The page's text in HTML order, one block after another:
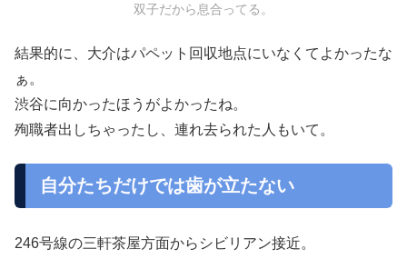
双子だから息合ってる。
結果的に、大介はパペット回収地点にいなくてよかったな
ぁ。
渋谷に向かったほうがよかったね。
殉職者出しちゃったし、連れ去られた人もいて。
自分たちだけでは歯が立たない
246号線の三軒茶屋方面からシビリアン接近。